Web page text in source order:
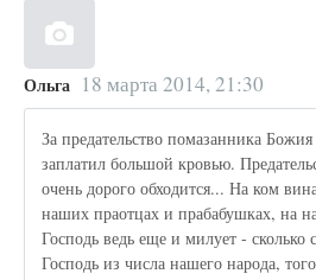
Ольга 18 марта 2014, 21:30
За предательство помазанника
заплатил большой кровью.
очень дорого обходится... На ком
наших праотцах и прабабушках, на
Господь ведь еще и милует - сколько
Господь из числа нашего народа,